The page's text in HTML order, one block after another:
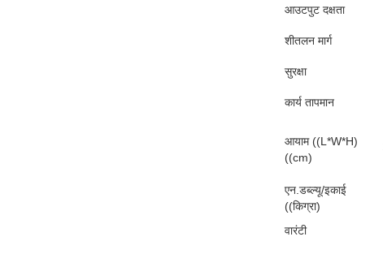
आउटपुट दक्षता
शीतलन मार्ग
सुरक्षा
कार्य तापमान
आयाम ((L*W*H)
((cm)
एन.डब्ल्यू/इकाई
((किग्रा)
वारंटी